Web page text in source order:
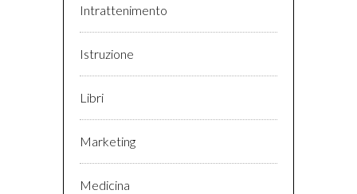
Intrattenimento
Istruzione
Libri
Marketing
Medicina